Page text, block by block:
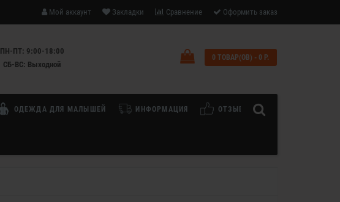
Мой аккаунт Закладки Сравнение Оформить заказ
ПН-ПТ: 9:00-18:00
СБ-ВС: Выходной
0 ТОВАР(ОВ) - 0 Р.
ОДЕЖДА ДЛЯ МАЛЫШЕЙ ИНФОРМАЦИЯ ОТЗЫВЫ